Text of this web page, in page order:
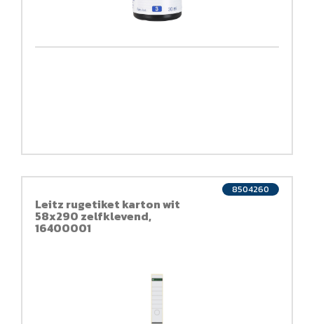
Leitz rugetiket karton wit
58x290 zelfklevend,
16400001
8504260